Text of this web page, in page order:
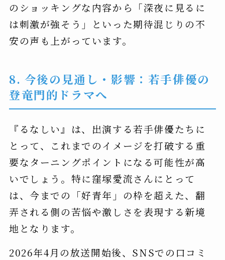
のショッキングな内容から「深夜に見るに
は刺激が強そう」といった期待混じりの不
安の声も上がっています。
8. 今後の見通し・影響：若手俳優の
登竜門的ドラマへ
『るなしい』は、出演する若手俳優たちに
とって、これまでのイメージを打破する重
要なターニングポイントになる可能性が高
いでしょう。特に窪塚愛流さんにとって
は、今までの「好青年」の枠を超えた、翻
弄される側の苦悩や激しさを表現する新境
地となります。
2026年4月の放送開始後、SNSでの口コミ